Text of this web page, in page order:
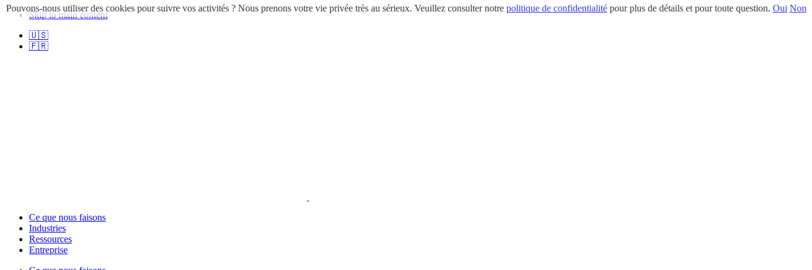
Skip to main content
🇺🇸
🇫🇷
Ce que nous faisons
Industries
Ressources
Entreprise
Pouvons-nous utiliser des cookies pour suivre vos activités ? Nous prenons votre vie privée très au sérieux. Veuillez consulter notre politique de confidentialitépour plus de détails et pour toute question. Oui Non